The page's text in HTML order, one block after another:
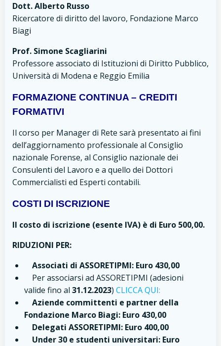
Dott. Alberto Russo
Ricercatore di diritto del lavoro, Fondazione Marco
Biagi
Prof. Simone Scagliarini
Professore associato di Istituzioni di Diritto Pubblico,
Università di Modena e Reggio Emilia
FORMAZIONE CONTINUA – CREDITI
FORMATIVI
Il corso per Manager di Rete sarà presentato ai fini
dell’aggiornamento professionale al Consiglio
nazionale Forense, al Consiglio nazionale dei
Consulenti del Lavoro e a quello dei Dottori
Commercialisti ed Esperti contabili.
COSTI DI ISCRIZIONE
Il costo di iscrizione (esente IVA) è di Euro 500,00.
RIDUZIONI PER:
Associati di ASSORETIPMI: Euro 430,00
Per associarsi ad ASSORETIPMI (adesioni
valide fino al 31.12.2023) CLICCA QUI:
Aziende committenti e partner della
Fondazione Marco Biagi: Euro 430,00
Delegati ASSORETIPMI: Euro 400,00
Under 30 e studenti universitari: Euro